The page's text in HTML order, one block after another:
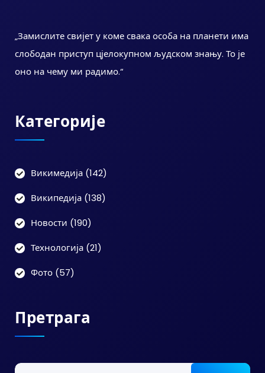
„Замислите свијет у коме свака особа на планети има
слободан приступ цјелокупном људском знању. То је
оно на чему ми радимо.“
Категорије
Викимедија (142)
Википедија (138)
Новости (190)
Технологија (21)
Фото (57)
Претрага
Претрага